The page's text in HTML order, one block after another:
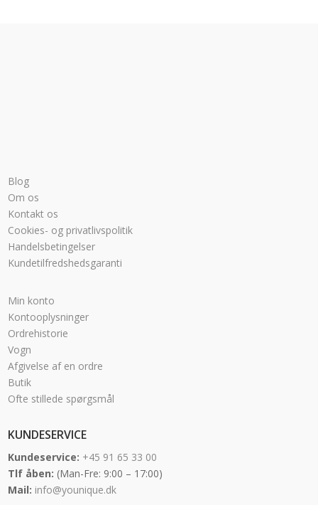
Blog
Om os
Kontakt os
Cookies- og privatlivspolitik
Handelsbetingelser
Kundetilfredshedsgaranti
Min konto
Kontooplysninger
Ordrehistorie
Vogn
Afgivelse af en ordre
Butik
Ofte stillede spørgsmål
KUNDESERVICE
Kundeservice: +45 91 65 33 00
Tlf åben: (Man-Fre: 9:00 – 17:00)
Mail: info@younique.dk